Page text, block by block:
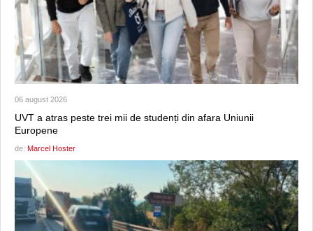
06 august 2026
UVT a atras peste trei mii de studenți din afara Uniunii
Europene
de: Marcel Hoster